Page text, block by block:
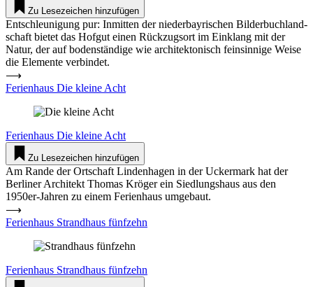
Zu Lesezeichen hinzufügen
Ent­schleu­nigung pur: Inmitten der nie­der­bay­ri­schen Bil­der­buch­land­
schaft bietet das Hofgut einen Rück­zugsort im Ein­klang mit der
Natur, der auf boden­ständige wie archi­tek­to­nisch fein­sinnige Weise
die Ele­mente ver­bindet.
⟶
Feri­enhaus Die kleine Acht
Feri­enhaus Die kleine Acht
Zu Lesezeichen hinzufügen
Am Rande der Ort­schaft Lin­den­hagen in der Uckermark hat der
Ber­liner Architekt Thomas Kröger ein Sied­lungshaus aus den
1950er-Jahren zu einem Feri­enhaus umgebaut.
⟶
Feri­enhaus Strandhaus fünfzehn
Feri­enhaus Strandhaus fünfzehn